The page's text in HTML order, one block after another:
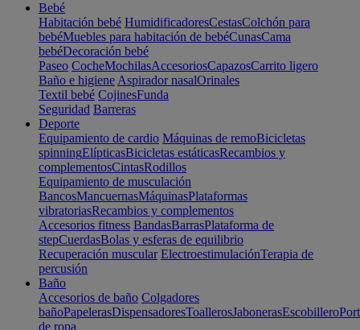
Bebé
Habitación bebé HumidificadoresCestasColchón para
bebéMuebles para habitación de bebéCunasCama
bebéDecoración bebé
Paseo CocheMochilasAccesoriosCapazosCarrito ligero
Baño e higiene Aspirador nasalOrinales
Textil bebé CojinesFunda
Seguridad Barreras
Deporte
Equipamiento de cardio Máquinas de remoBicicletas
spinningElípticasBicicletas estáticasRecambios y
complementosCintasRodillos
Equipamiento de musculación
BancosMancuernasMáquinasPlataformas
vibratoriasRecambios y complementos
Accesorios fitness BandasBarrasPlataforma de
stepCuerdasBolas y esferas de equilibrio
Recuperación muscular ElectroestimulaciónTerapia de
percusión
Baño
Accesorios de baño Colgadores
bañoPapelerasDispensadoresToallerosJabonerasEscobillero
de ropa